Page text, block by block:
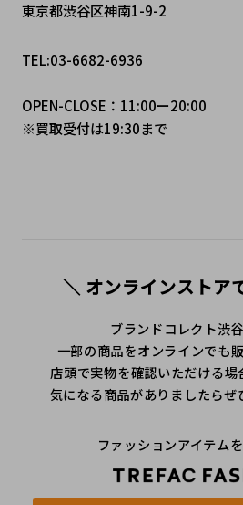
東京都渋谷区神南1-9-2
TEL:03-6682-6936
OPEN-CLOSE：11:00ー20:00
※買取受付は19:30まで
＼ オンラインストア
ブランドコレクト渋谷
一部の商品をオンラインでも
店頭で実物を確認いただける場
気になる商品がありましたらぜ
ファッションアイテム